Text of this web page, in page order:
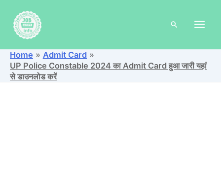
content
Search
Home
Admit Card
UP Police Constable 2024 का Admit Card हुआ जारी यहां
से डाउनलोड करें